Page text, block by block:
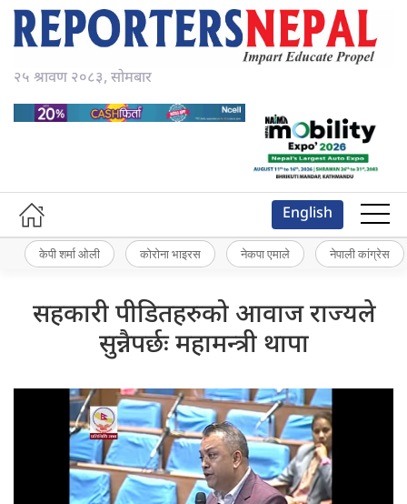
२५ श्रावण २०८३, सोमबार
English
केपी शर्मा ओली कोरोना भाइरस नेकपा एमाले नेपाली कांग्रेस
सहकारी पीडितहरुको आवाज राज्यले
सुन्नैपर्छः महामन्त्री थापा